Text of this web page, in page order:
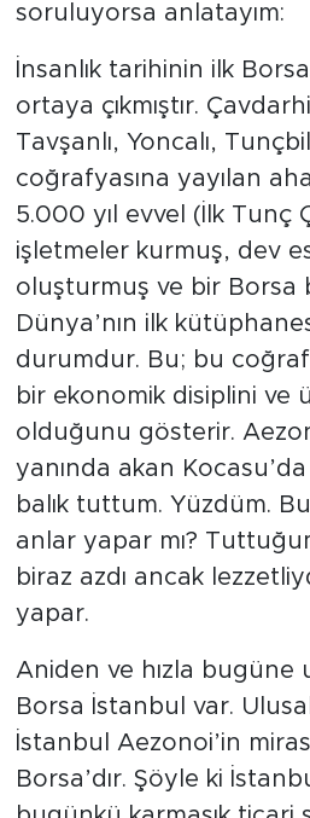
soruluyorsa anlatayım:
İnsanlık tarihinin ilk
ortaya çıkmıştır.
Tavşanlı, Yoncalı,
coğrafyasına yayılan
5.000 yıl evvel (İlk Tunç
işletmeler kurmuş, dev
oluşturmuş ve bir Borsa
Dünya’nın ilk
durumdur. Bu; bu
bir ekonomik disiplini ve
olduğunu gösterir.
yanında akan
balık tuttum. Yüzdüm.
anlar yapar mı?
biraz azdı ancak
yapar.
Aniden ve hızla bugüne
Borsa İstanbul var.
İstanbul Aezonoi’in
Borsa’dır. Şöyle ki